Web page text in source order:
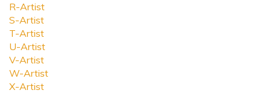
R-Artist
S-Artist
T-Artist
U-Artist
V-Artist
W-Artist
X-Artist